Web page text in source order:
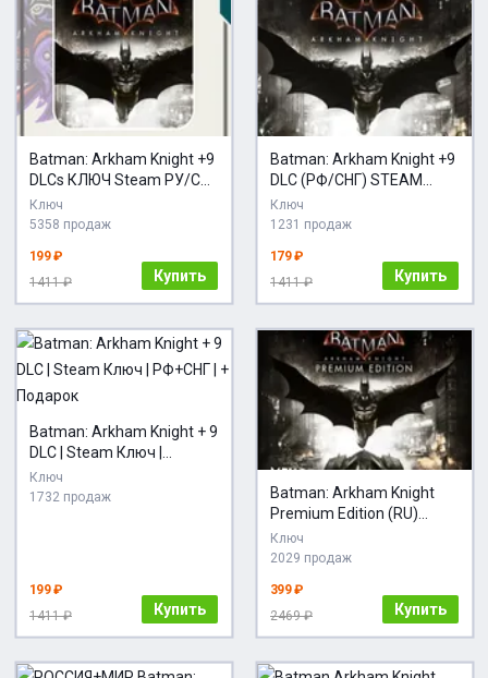
Batman: Arkham Knight +9
DLCs КЛЮЧ Steam РУ/СНГ
+ ПОДАРОК
Ключ
5358 продаж
199 ₽
1411 ₽
Купить
Batman: Arkham Knight +9
DLC (РФ/СНГ) STEAM
КЛЮЧ
Ключ
1231 продаж
179 ₽
1411 ₽
Купить
Batman: Arkham Knight + 9
DLC | Steam Ключ |
РФ+СНГ | + Подарок
Ключ
1732 продаж
199 ₽
1411 ₽
Купить
Batman: Arkham Knight
Premium Edition (RU)
STEAM КЛЮЧ
Ключ
2029 продаж
399 ₽
2469 ₽
Купить